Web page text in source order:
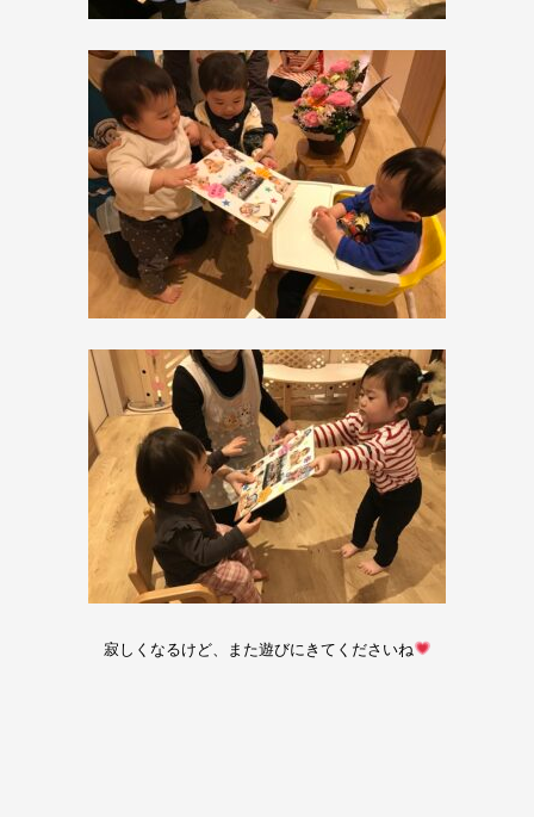
寂しくなるけど、また遊びにきてくださいね